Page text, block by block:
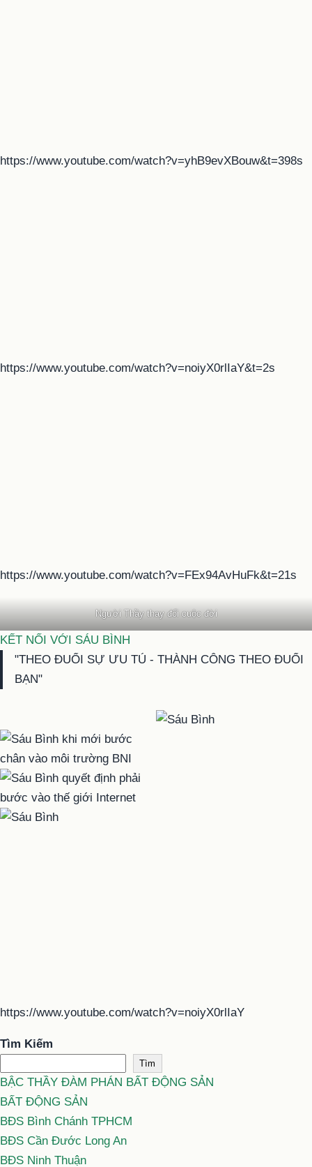
https://www.youtube.com/watch?v=yhB9evXBouw&t=398s
https://www.youtube.com/watch?v=noiyX0rlIaY&t=2s
https://www.youtube.com/watch?v=FEx94AvHuFk&t=21s
Người Thầy thay đổi cuộc đời
KẾT NỐI VỚI SÁU BÌNH
"THEO ĐUỔI SỰ ƯU TÚ - THÀNH CÔNG THEO ĐUỔI
BẠN"
https://www.youtube.com/watch?v=noiyX0rlIaY
Tìm Kiếm
Tìm
BẬC THẦY ĐÀM PHÁN BẤT ĐỘNG SẢN
BẤT ĐỘNG SẢN
BĐS Bình Chánh TPHCM
BĐS Cần Đước Long An
BĐS Ninh Thuận